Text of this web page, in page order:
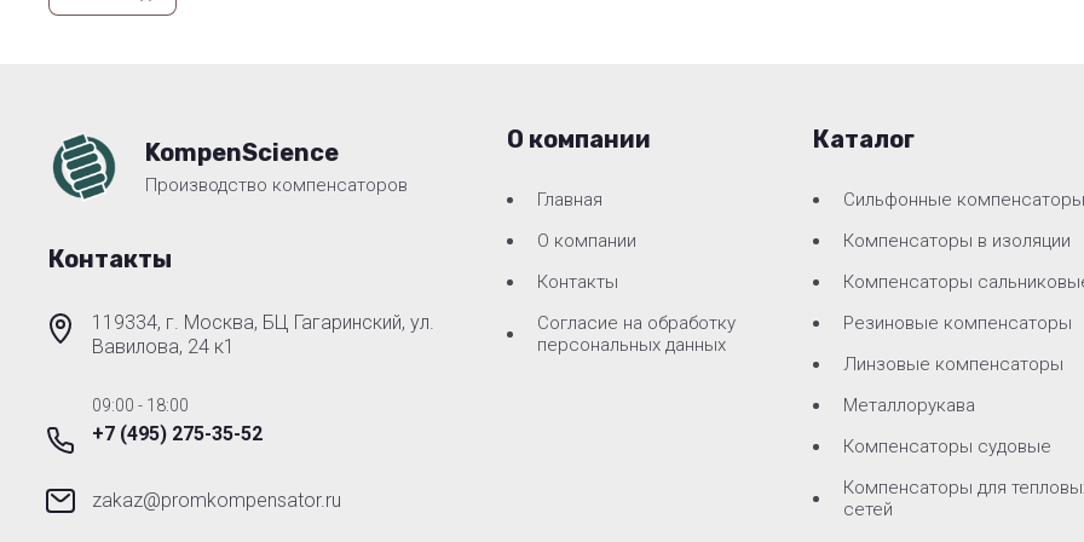
KompenScience
Производство компенсаторов
Контакты
119334, г. Москва, БЦ Гагаринский, ул.
Вавилова, 24 к1
09:00 - 18:00
+7 (495) 275-35-52
zakaz@promkompensator.ru
О компании
Главная
О компании
Контакты
Согласие на обработку
персональных данных
Каталог
Сильфонные компенсаторы
Компенсаторы в изоляции
Компенсаторы
Резиновые компенсаторы
Линзовые компенсаторы
Металлорукава
Компенсаторы судовые
Компенсаторы для
сетей